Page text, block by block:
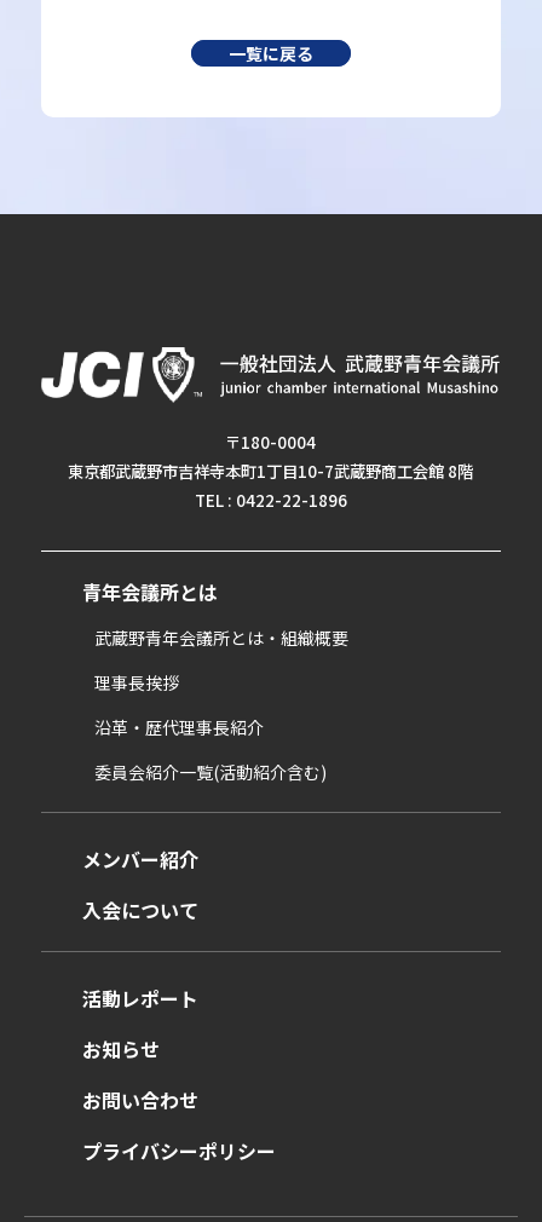
一覧に戻る
〒180-0004
東京都武蔵野市吉祥寺本町1丁目10-7武蔵野商工会館 8階
TEL : 0422-22-1896
青年会議所とは
武蔵野青年会議所とは・組織概要
理事長挨拶
沿革・歴代理事長紹介
委員会紹介一覧(活動紹介含む)
メンバー紹介
入会について
活動レポート
お知らせ
お問い合わせ
プライバシーポリシー